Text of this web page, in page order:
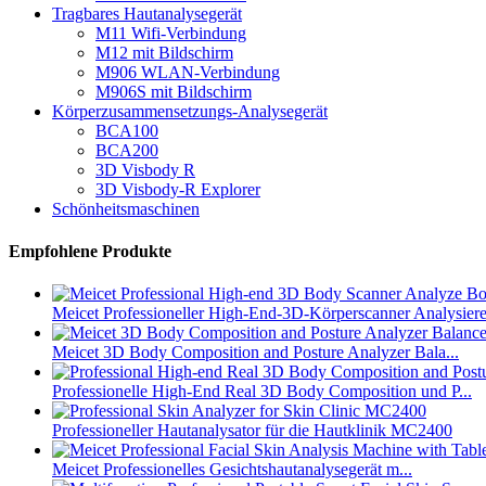
Tragbares Hautanalysegerät
M11 Wifi-Verbindung
M12 mit Bildschirm
M906 WLAN-Verbindung
M906S mit Bildschirm
Körperzusammensetzungs-Analysegerät
BCA100
BCA200
3D Visbody R
3D Visbody-R Explorer
Schönheitsmaschinen
Empfohlene Produkte
Meicet Professioneller High-End-3D-Körperscanner
Meicet 3D Body Composition and Posture Analyzer Bala...
Professionelle High-End Real 3D Body Composition und P...
Professioneller Hautanalysator für die Hautklinik MC2400
Meicet Professionelles Gesichtshautanalysegerät m...